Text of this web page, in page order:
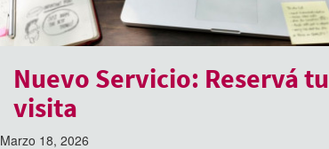
Nuevo Servicio: Reservá tu
visita
Marzo 18, 2026